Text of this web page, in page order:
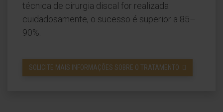
técnica de cirurgia discal for realizada
cuidadosamente, o sucesso é superior a 85–
90%.
SOLICITE MAIS INFORMAÇÕES SOBRE O TRATAMENTO